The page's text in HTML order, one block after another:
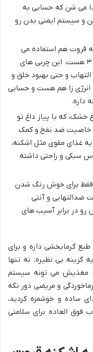
می شن که حسابی به
و سیستم ایمنی بدن رو
قروت هم استفاده می
شه، منبع عالی اسیدهای چرب امگا ۳ هست. این چربی های
و حتی بهبود خلق و
انرژی زا هم هست و حسابی
داره.
خشک، که با پیاز داغ تو
خاصیت ضد نفخ و کمک
غذای مقوی مثل اشکنه،
سبکی و راحتی داشته
فقط برای خوش رنگ شدن
ضدالتهابی و آنتی
رو در برابر آسیب های
گرمابخشی داره و برای
گزینه بی نظیره. نه تنها
مغذیش می تونه سیستم
و مریضی دور نگه
ساده و خوشمزه کردید،
فوق العاده برای سلامتی